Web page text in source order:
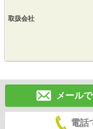
取扱会社
メール
電話